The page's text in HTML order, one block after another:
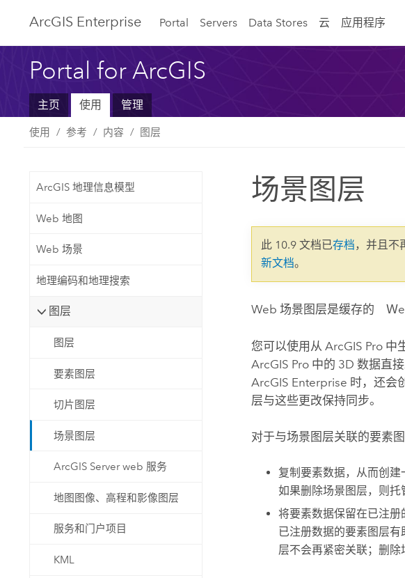
ArcGIS Enterprise Portal Servers Data Stores 云 应用程序
Portal for ArcGIS
主页 使用 管理
使用 参考 内容 图层
ArcGIS 地理信息模型
Web 地图
Web 场景
地理编码和地理搜索
图层
图层
要素图层
切片图层
场景图层
ArcGIS Server web 服务
地图图像、高程和影像图层
服务和门户项目
KML
场景图层
此 10.9 文档已存档，并且不
新文档。
Web 场景图层是缓存的 Ｗ
您可以使用从ArcGIS Pro 中
ArcGIS Pro 中的 3D 数据直
ArcGIS Enterprise 时，还会
层与这些更改保持同步。
对于与场景图层关联的要素
复制要素数据，从而创建
如果删除场景图层，则托
将要素数据保留在已注
已注册数据的要素图层
层不会再紧密关联；删除